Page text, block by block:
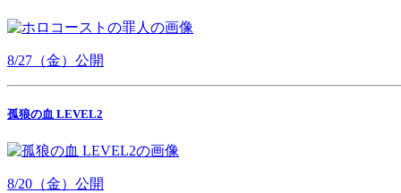
8/27（金）公開
孤狼の血 LEVEL2
8/20（金）公開